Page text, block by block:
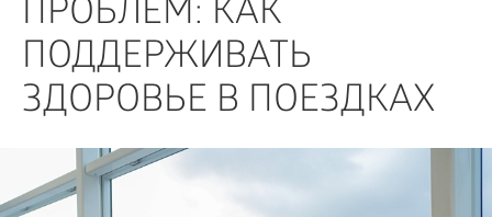
ПРОБЛЕМ: КАК
ПОДДЕРЖИВАТЬ
ЗДОРОВЬЕ В ПОЕЗДКАХ
ДЕТИ
ДОМ
КАК?
БИЗНЕС